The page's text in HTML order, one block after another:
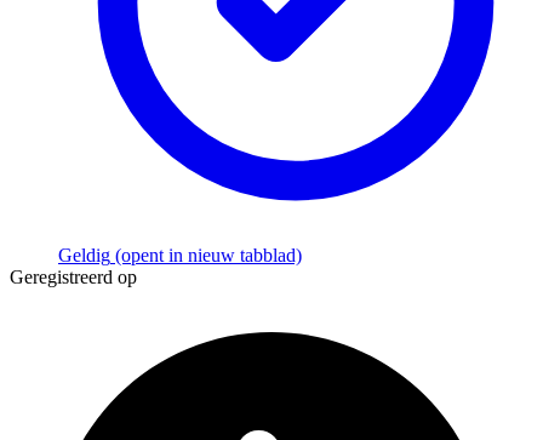
Geldig (opent in nieuw tabblad)
Geregistreerd op